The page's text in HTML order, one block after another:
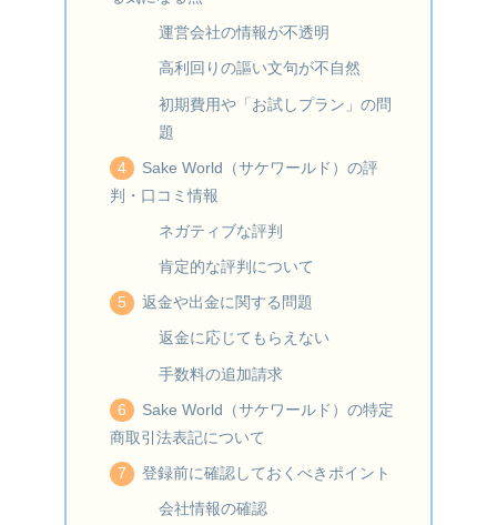
運営会社の情報が不透明
高利回りの謳い文句が不自然
初期費用や「お試しプラン」の問
題
Sake World（サケワールド）の評
判・口コミ情報
ネガティブな評判
肯定的な評判について
返金や出金に関する問題
返金に応じてもらえない
手数料の追加請求
Sake World（サケワールド）の特定
商取引法表記について
登録前に確認しておくべきポイント
会社情報の確認